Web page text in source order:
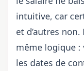
intuitive, car
et d’autres non.
même logique :
les dates de